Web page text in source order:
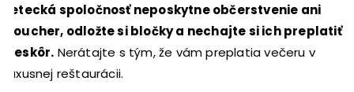
letecká spoločnosť neposkytne občerstvenie ani
voucher, odložte si bločky a nechajte si ich preplatiť
neskôr. Nerátajte s tým, že vám preplatia večeru v
luxusnej reštaurácii.